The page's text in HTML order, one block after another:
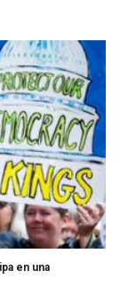
en una